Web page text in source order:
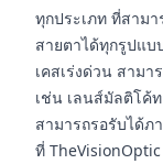
ทุกประเภท ที่สาม
สายตาได้ทุกรูปแบ
เคสเร่งด่วน สาม
เช่น เลนส์มัลติโค้
สามารถรอรับได้ภ
ที่